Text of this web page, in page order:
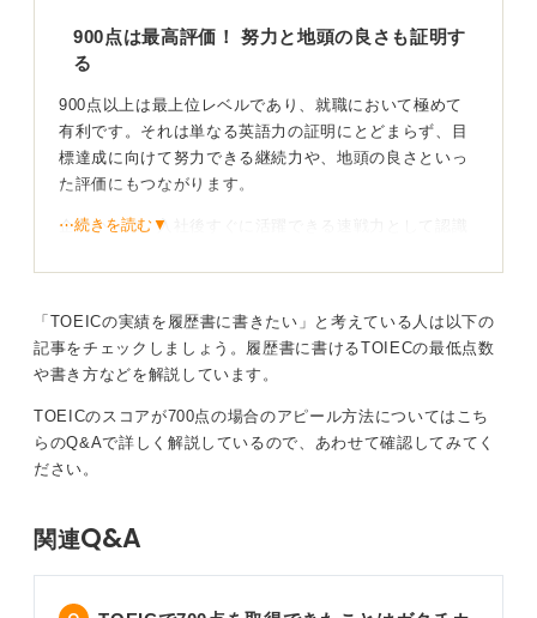
900点は最高評価！ 努力と地頭の良さも証明す
る
900点以上は最上位レベルであり、就職において極めて
有利です。それは単なる英語力の証明にとどまらず、目
標達成に向けて努力できる継続力や、地頭の良さといっ
た評価にもつながります。
企業からは、入社後すぐに活躍できる速戦力として認識
外資系企業など、社員の多くが900点レベルを 持つよう
件となり、そのうえであなたは何ができるのかというプ
ラスアルファの能力が問われることになります。
どちらのケースであっても、その卓越した英語力を活か
して、具体的にどう貢献できるのかを明確に伝えること
が重要です。
⋯続きを読む▼
「TOEICの実績を履歴書に書きたい」と考えている人は以下の
記事をチェックしましょう。履歴書に書けるTOIECの最低点数
や書き方などを解説しています。
TOEICのスコアが700点の場合のアピール方法についてはこち
らのQ&Aで詳しく解説しているので、あわせて確認してみてく
ださい。
関連Q&A